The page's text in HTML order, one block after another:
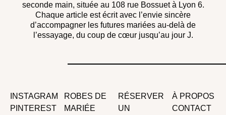
seconde main, située au 108 rue Bossuet à Lyon 6.
Chaque article est écrit avec l’envie sincère
d’accompagner les futures mariées au-delà de
l’essayage, du coup de cœur jusqu’au jour J.
INSTAGRAM
PINTEREST
ROBES DE
MARIÉE
RÉSERVER
UN
À PROPOS
CONTACT